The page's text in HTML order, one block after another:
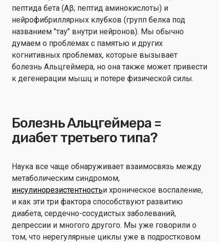
пептида бета (Aβ; пептид аминокислоты) и
нейрофибриллярных клубков (групп белка под
названием "тау" внутри нейронов). Мы обычно
думаем о проблемах с памятью и других
когнитивных проблемах, которые вызывает
болезнь Альцгеймера, но она также может привести
к дегенерации мышц и потере физической силы.
Болезнь Альцгеймера =
диабет третьего типа?
Наука все чаще обнаруживает взаимосвязь между
метаболическим синдромом,
инсулинорезистентностьи хроническое воспаление,
и как эти три фактора способствуют развитию
диабета, сердечно-сосудистых заболеваний,
депрессии и многого другого. Мы уже говорили о
том, что нерегулярные циклы уже в подростковом